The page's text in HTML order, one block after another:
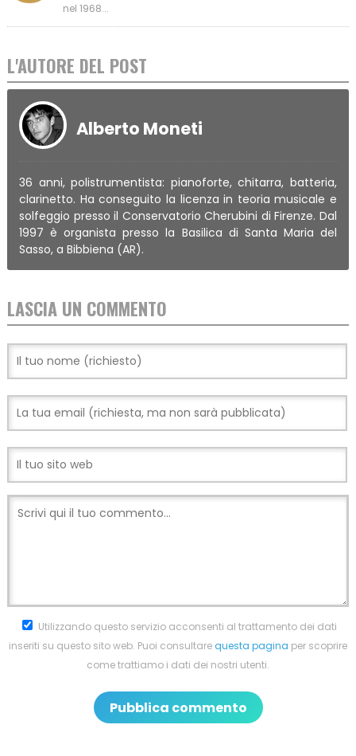
nel 1968...
L'AUTORE DEL POST
Alberto Moneti
36 anni, polistrumentista: pianoforte, chitarra, batteria,
clarinetto. Ha conseguito la licenza in teoria musicale e
solfeggio presso il Conservatorio Cherubini di Firenze. Dal
1997 è organista presso la Basilica di Santa Maria del
Sasso, a Bibbiena (AR).
LASCIA UN COMMENTO
Utilizzando questo servizio acconsenti al trattamento dei dati
inseriti su questo sito web. Puoi consultarequesta pagina per scoprire
come trattiamo i dati dei nostri utenti.